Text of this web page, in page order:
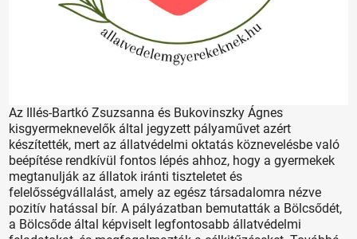
Az Illés-Bartkó Zsuzsanna és Bukovinszky Ágnes
kisgyermeknevelők által jegyzett pályaművet azért
készítették, mert az állatvédelmi oktatás köznevelésbe való
beépítése rendkívül fontos lépés ahhoz, hogy a gyermekek
megtanulják az állatok iránti tiszteletet és
felelősségvállalást, amely az egész társadalomra nézve
pozitív hatással bír. A pályázatban bemutatták a Bölcsődét,
a Bölcsőde által képviselt legfontosabb állatvédelmi